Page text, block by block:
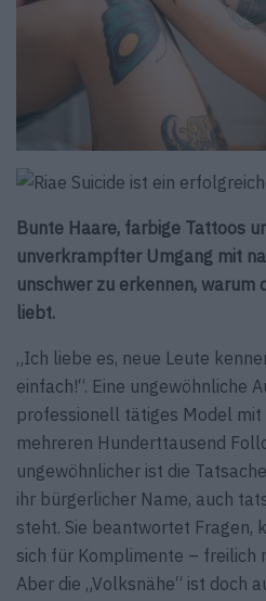
Bunte Haare, farbige Tattoos
unverkrampfter Umgang mit
unschwer zu erkennen, warum
liebt.
„Ich liebe es, neue Leute
einfach!“. Eine ungewöhnliche
professionell tätiges Model mit
mehreren Hunderttausend
ungewöhnlicher ist die
ihr bürgerlicher Name, auch
steht. Sie beantwortet Fragen,
sich für Komplimente – freilich
Aber die „Volksnähe“ ist doch